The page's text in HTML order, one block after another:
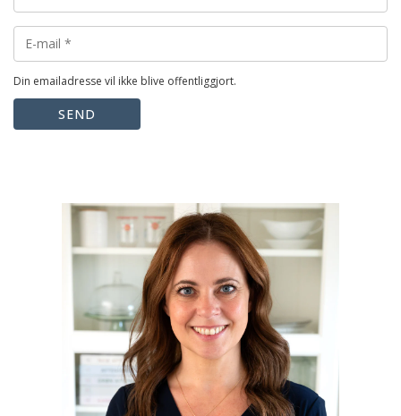
Din emailadresse vil ikke blive offentliggjort.
SEND